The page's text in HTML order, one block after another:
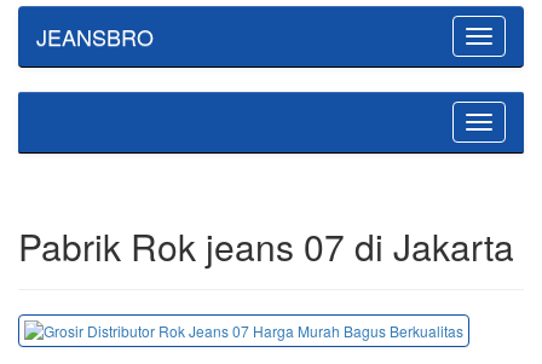
Toggle
JEANSBRO
Toggle
Pabrik Rok jeans 07 di Jakarta